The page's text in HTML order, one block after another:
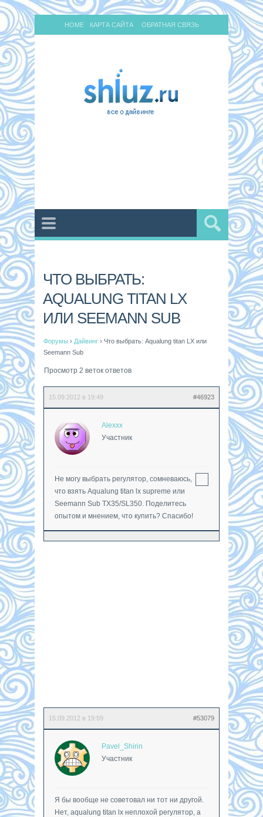
HOME КАРТА САЙТА ОБРАТНАЯ СВЯЗЬ
ЧТО ВЫБРАТЬ:
AQUALUNG TITAN LX
ИЛИ SEEMANN SUB
Форумы › Дайвинг › Что выбрать: Aqualung titan LX или
Seemann Sub
Просмотр 2 веток ответов
15.09.2012 в 19:49 #46923
Alexxx
Участник
Не могу выбрать регулятор, сомневаюсь,
что взять Aqualung titan lx supreme или
Seemann Sub TX35/SL350. Поделитесь
опытом и мнением, что купить? Спасибо!
15.09.2012 в 19:59 #53079
Pavel_Shirin
Участник
Я бы вообще не советовал ни тот ни другой.
Нет, aqualung titan lx неплохой регулятор, а